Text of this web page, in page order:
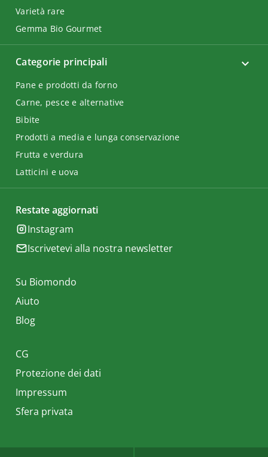
Categorie principali
Pane e prodotti da forno
Carne, pesce e alternative
Bibite
Prodotti a media e lunga conservazione
Frutta e verdura
Latticini e uova
Varietà rare
Gemma Bio Gourmet
Restate aggiornati
Instagram
Iscrivetevi alla nostra newsletter
Su Biomondo
Aiuto
Blog
CG
Protezione dei dati
Impressum
Sfera privata